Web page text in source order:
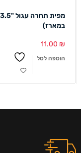
במארז)
11.00 ₪
הוספה לסל